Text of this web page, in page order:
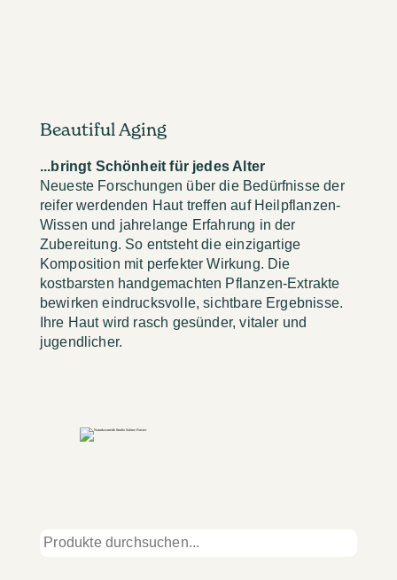
Beautiful Aging
...bringt Schönheit für jedes Alter
Neueste Forschungen über die Bedürfnisse der
reifer werdenden Haut treffen auf Heilpflanzen-
Wissen und jahrelange Erfahrung in der
Zubereitung. So entsteht die einzigartige
Komposition mit perfekter Wirkung. Die
kostbarsten handgemachten Pflanzen-Extrakte
bewirken eindrucksvolle, sichtbare Ergebnisse.
Ihre Haut wird rasch gesünder, vitaler und
jugendlicher.